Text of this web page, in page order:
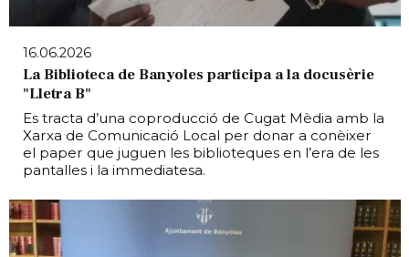
16.06.2026
La Biblioteca de Banyoles participa a la docusèrie
"Lletra B"
Es tracta d’una coproducció de Cugat Mèdia amb la
Xarxa de Comunicació Local per donar a conèixer
el paper que juguen les biblioteques en l’era de les
pantalles i la immediatesa.